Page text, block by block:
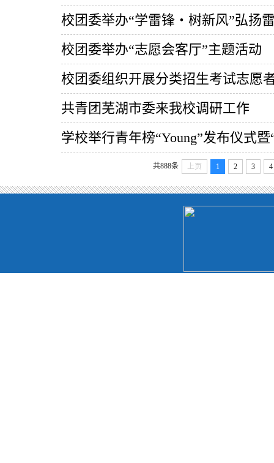
校团委举办“学雷锋・树新风”弘扬
校团委举办“志愿会客厅”主题活动
校团委组织开展分类招生考试志愿
共青团芜湖市委来我校调研工作
学校举行青年榜“Young”发布仪式
共888条 上页 1 2 3 4